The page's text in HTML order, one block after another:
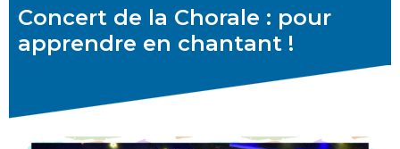
Concert de la Chorale : pour
apprendre en chantant !